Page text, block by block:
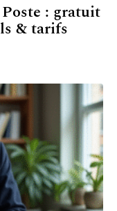
Poste : gratuit
& tarifs